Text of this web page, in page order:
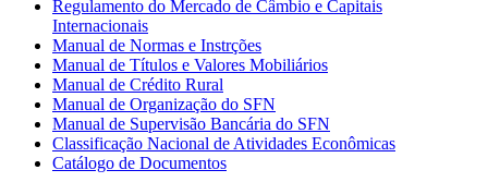
Regulamento do Mercado de Câmbio e Capitais
Internacionais
Manual de Normas e Instrções
Manual de Títulos e Valores Mobiliários
Manual de Crédito Rural
Manual de Organização do SFN
Manual de Supervisão Bancária do SFN
Classificação Nacional de Atividades Econômicas
Catálogo de Documentos